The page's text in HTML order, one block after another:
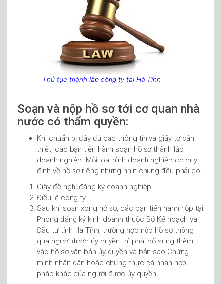
Thủ tục thành lập công ty tại Hà Tĩnh
Soạn và nộp hồ sơ tới cơ quan nhà
nước có thẩm quyền:
Khi chuẩn bị đầy đủ các thông tin và giấy tờ cần
thiết, các bạn tiến hành soạn hồ sơ thành lập
doanh nghiệp. Mỗi loại hình doanh nghiệp có quy
định về hồ sơ riêng nhưng nhìn chung đều phải có:
Giấy đề nghị đăng ký doanh nghiệp.
Điều lệ công ty.
Sau khi soạn xong hồ sơ, các bạn tiến hành nộp tại
Phòng đăng ký kinh doanh thuộc Sở Kế hoạch và
Đầu tư tỉnh Hà Tĩnh, trường hợp nộp hồ sơ thông
qua người được ủy quyền thì phải bổ sung thêm
vào hồ sơ văn bản ủy quyền và bản sao Chứng
minh nhân dân hoặc chứng thực cá nhân hợp
pháp khác của người được ủy quyền.